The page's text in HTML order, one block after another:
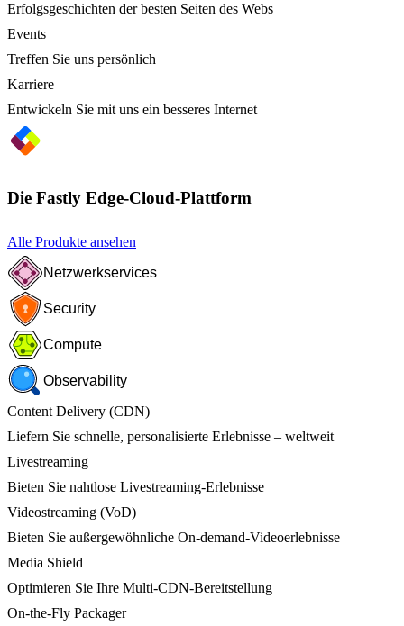
Erfolgsgeschichten der besten Seiten des Webs
Events
Treffen Sie uns persönlich
Karriere
Entwickeln Sie mit uns ein besseres Internet
Die Fastly Edge-Cloud-Plattform
Alle Produkte ansehen
Netzwerkservices
Security
Compute
Observability
Content Delivery (CDN)
Liefern Sie schnelle, personalisierte Erlebnisse – weltweit
Livestreaming
Bieten Sie nahtlose Livestreaming-Erlebnisse
Videostreaming (VoD)
Bieten Sie außergewöhnliche On-demand-Videoerlebnisse
Media Shield
Optimieren Sie Ihre Multi-CDN-Bereitstellung
On-the-Fly Packager